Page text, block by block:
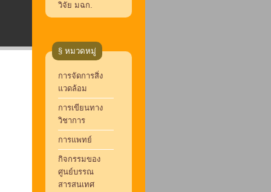
วิจัย มฉก.
§ หมวดหมู่
การจัดการสิ่ง
แวดล้อม
การเขียนทาง
วิชาการ
การแพทย์
กิจกรรมของ
ศูนย์บรรณ
สารสนเทศ